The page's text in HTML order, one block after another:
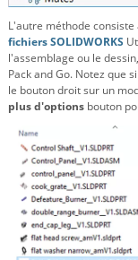
L'autre méthode
fichiers SOLIDWORKS
l'assemblage ou le
Pack and Go. Notez que
le bouton droit sur un
plus d'options bouton